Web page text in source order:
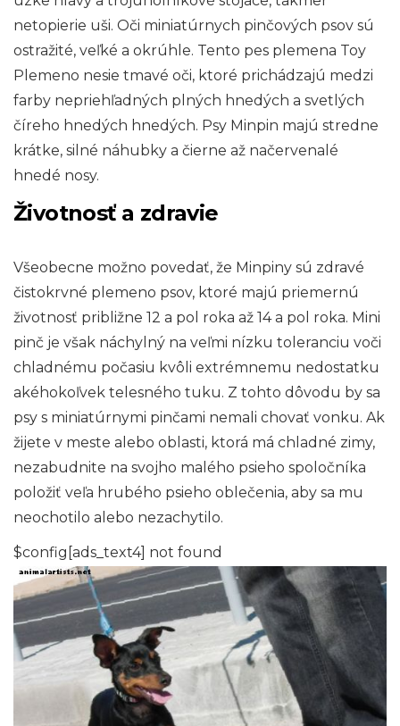
netopierie uši. Oči miniatúrnych pinčových psov sú
ostražité, veľké a okrúhle. Tento pes plemena Toy
Plemeno nesie tmavé oči, ktoré prichádzajú medzi
farby nepriehľadných plných hnedých a svetlých
číreho hnedých hnedých. Psy Minpin majú stredne
krátke, silné náhubky a čierne až načervenalé
hnedé nosy.
Životnosť a zdravie
Všeobecne možno povedať, že Minpiny sú zdravé
čistokrvné plemeno psov, ktoré majú priemernú
životnosť približne 12 a pol roka až 14 a pol roka. Mini
pinč je však náchylný na veľmi nízku toleranciu voči
chladnému počasiu kvôli extrémnemu nedostatku
akéhokoľvek telesného tuku. Z tohto dôvodu by sa
psy s miniatúrnymi pinčami nemali chovať vonku. Ak
žijete v meste alebo oblasti, ktorá má chladné zimy,
nezabudnite na svojho malého psieho spoločníka
položiť veľa hrubého psieho oblečenia, aby sa mu
neochotilo alebo nezachytilo.
$config[ads_text4] not found